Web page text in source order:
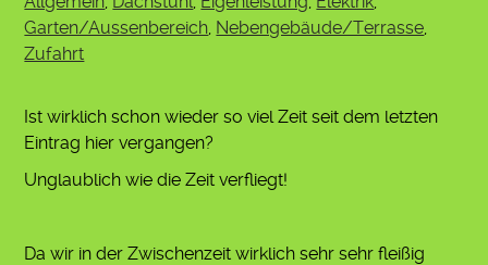
Garten/Aussenbereich, Nebengebäude/Terrasse,
Zufahrt
Ist wirklich schon wieder so viel Zeit seit dem letzten
Eintrag hier vergangen?
Unglaublich wie die Zeit verfliegt!
Da wir in der Zwischenzeit wirklich sehr sehr fleißig